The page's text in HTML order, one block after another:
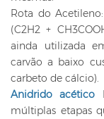
Rota do
(C2H2 +
ainda utilizada
carvão a baixo
carbeto de cálcio).
Anidrido acético
múltiplas etapas